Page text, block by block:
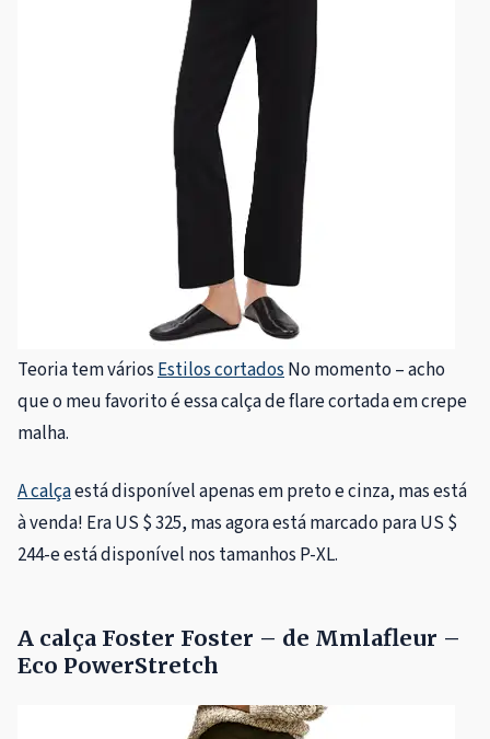
Teoria tem váriosEstilos cortadosNo momento – acho
que o meu favorito é essa calça de flare cortada em crepe
malha.
A calçaestá disponível apenas em preto e cinza, mas está
à venda! Era US $ 325, mas agora está marcado para US $
244-e está disponível nos tamanhos P-XL.
A calça Foster Foster – de Mmlafleur –
Eco PowerStretch